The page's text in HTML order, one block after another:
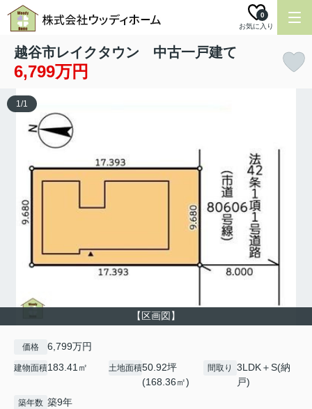
お気に入り
0
越谷市レイクタウン 中古一戸建て
6,799万円
【区画図】
1/1
価格 6,799万円
建物面積183.41㎡ 土地面積50.92坪
(168.36㎡)
間取り
3LDK＋S(納
戸)
築年数 築9年